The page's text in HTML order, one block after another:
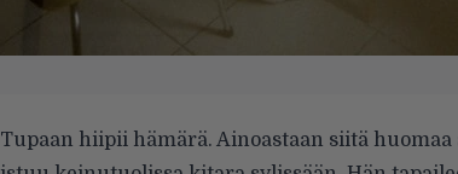
Tupaan hiipii hämärä. Ainoastaan siitä